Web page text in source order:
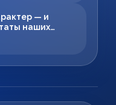
— и
наших